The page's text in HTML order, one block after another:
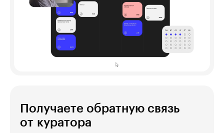
Получаете обратную связь
от куратора